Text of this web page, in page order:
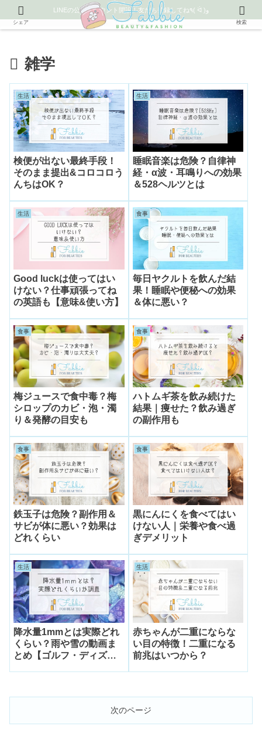
LINEの公式アカウント開設！友だち登録してね٩( ᐛ )و
雑学
生活
検便が出ない最終手段！
そのまま提出&コロコロう
んちはOK？
生活
睡眠音楽は危険？自律神
経・α波・耳鳴りへの効果
＆528ヘルツとは
生活
Good luckは使ってはい
けない？仕事頑張ってね
の英語も【意味&使い方】
食事
毎日ヤクルトを飲んだ結
果！睡眠や便秘への効果
＆体に悪い？
食事
梅ジュースで食中毒？梅
シロップのカビ・泡・濁
り＆発酵の目安も
食事
ハトムギ茶を飲み続けた
結果｜痩せた？飲み過ぎ
の副作用も
食事
鉄玉子は危険？副作用＆
サビが体に悪い？効果は
どれくらい
食事
黒にんにくを食べてはい
けない人｜栄養や食べ過
ぎデメリット
生活
降水量1mmとは実際どれ
くらい？雨や雪の動画ま
とめ【ゴルフ・ディズニ
生活
赤ちゃんが二重にならな
い目の特徴！二重になる
前兆はいつから？
次のページ
シェア 検索